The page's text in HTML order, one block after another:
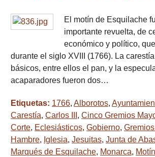
El motín de Esquilache
importante revuelta, de
económico y político,
durante el siglo XVIII (1766). La
básicos, entre ellos el pan, y la
acaparadores fueron dos…
Etiquetas: 1766, Alborotos,
Carestía, Carlos III , Cinco Gremios
Corte, Eclesiásticos, Gobierno,
Hambre, Iglesia, Jesuitas, Junta de
Marqués de Esquilache, Monarca,